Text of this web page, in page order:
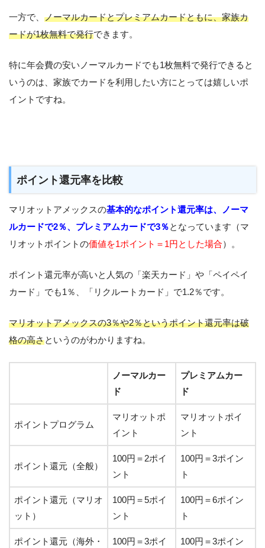
一方で、 ノーマルカードとプレミアムカードともに、家族カ
ードが1枚無料で発行できます。
特に年会費の安いノーマルカードでも1枚無料で発行できると
いうのは、家族でカードを利用したい方にとっては嬉しいポ
イントですね。
ポイント還元率を比較
マリオットアメックスの基本的なポイント還元率は、ノーマ
ルカードで2％、プレミアムカードで3％となっています（マ
リオットポイントの価値を1ポイント＝1円とした場合）。
ポイント還元率が高いと人気の「楽天カード」や「ペイペイ
カード」でも1％、「リクルートカード」で1.2％です。
マリオットアメックスの3％や2％というポイント還元率は破
格の高さというのがわかりますね。
ノーマルカー
ド
プレミアムカー
ド
ポイントプログラム
マリオットポ
イント
マリオットポイ
ント
ポイント還元（全般）
100円＝2ポイ
ント
100円＝3ポイン
ト
ポイント還元（マリオ
ット）
100円＝5ポイ
ント
100円＝6ポイン
ト
ポイント還元（海外・
100円＝3ポイ
100円＝3ポイン